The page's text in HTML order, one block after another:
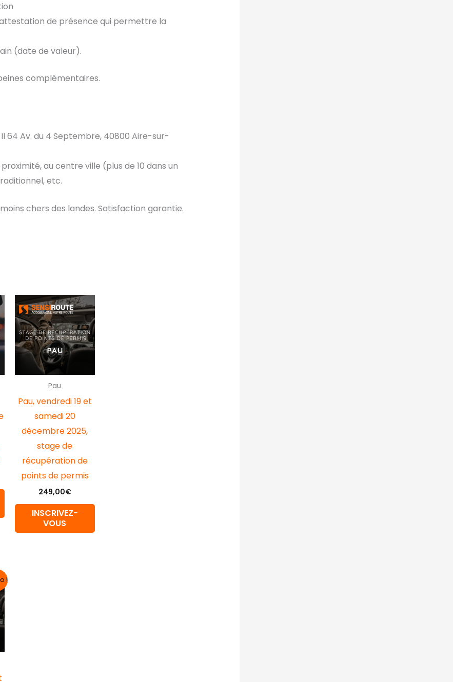
de présence qui permettre la
(date de valeur).
complémentaires.
II 64 Av. du 4 Septembre, 40800 Aire-sur-
au centre ville (plus de 10 dans un
etc.
chers des landes. Satisfaction garantie.
Pau
Pau, vendredi 19 et
samedi 20
décembre 2025,
stage de
récupération de
points de permis
249,00€
INSCRIVEZ-
VOUS
!
: